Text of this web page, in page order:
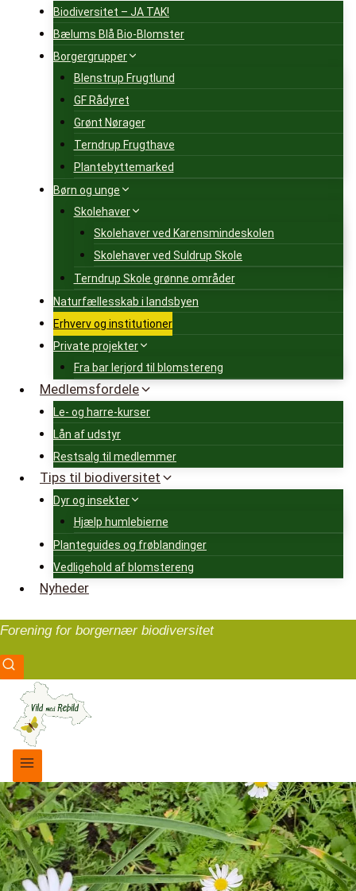
Biodiversitet – JA TAK!
Bælums Blå Bio-Blomster
Borgergrupper
Blenstrup Frugtlund
GF Rådyret
Grønt Nørager
Terndrup Frugthave
Plantebyttemarked
Børn og unge
Skolehaver
Skolehaver ved Karensmindeskolen
Skolehaver ved Suldrup Skole
Terndrup Skole grønne områder
Naturfællesskab i landsbyen
Erhverv og institutioner
Private projekter
Fra bar lerjord til blomstereng
Medlemsfordele
Le- og harre-kurser
Lån af udstyr
Restsalg til medlemmer
Tips til biodiversitet
Dyr og insekter
Hjælp humlebierne
Planteguides og frøblandinger
Vedligehold af blomstereng
Nyheder
Forening for borgernær biodiversitet